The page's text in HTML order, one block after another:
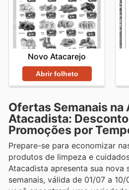
Novo Atacarejo
Abrir folheto
Ofertas Semanais na
Atacadista:
Promoções por
Prepare-se para economizar
produtos de limpeza e
Atacadista apresenta sua nova
semanais, válida de 01/07 a